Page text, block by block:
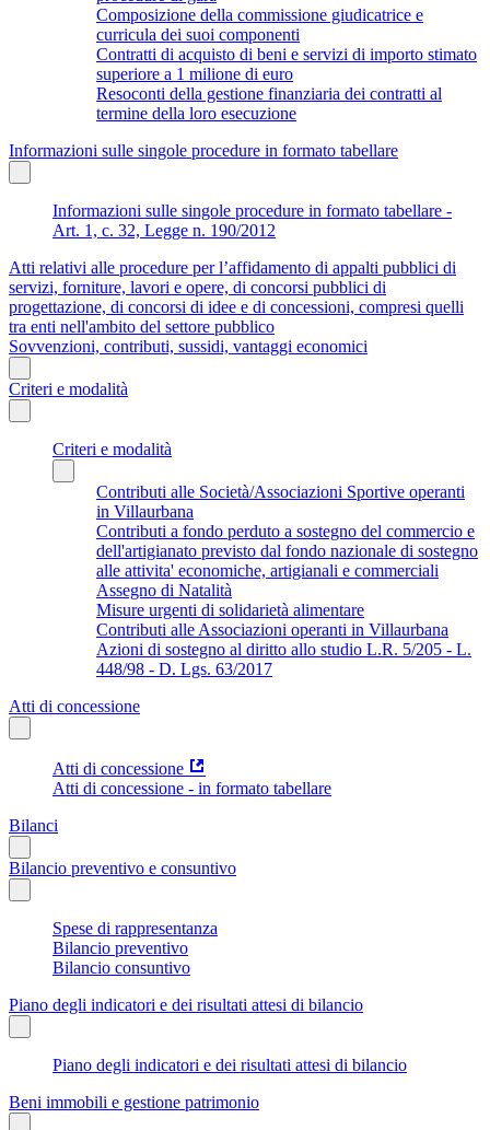
Composizione della commissione giudicatrice e
curricula dei suoi componenti
Contratti di acquisto di beni e servizi di importo stimato
superiore a 1 milione di euro
Resoconti della gestione finanziaria dei contratti al
termine della loro esecuzione
Informazioni sulle singole procedure in formato tabellare
Informazioni sulle singole procedure in formato tabellare -
Art. 1, c. 32, Legge n. 190/2012
Atti relativi alle procedure per l’affidamento di appalti pubblici di
servizi, forniture, lavori e opere, di concorsi pubblici di
progettazione, di concorsi di idee e di concessioni, compresi quelli
tra enti nell'ambito del settore pubblico
Sovvenzioni, contributi, sussidi, vantaggi economici
Criteri e modalità
Criteri e modalità
Contributi alle Società/Associazioni Sportive operanti
in Villaurbana
Contributi a fondo perduto a sostegno del commercio e
dell'artigianato previsto dal fondo nazionale di sostegno
alle attivita' economiche, artigianali e commerciali
Assegno di Natalità
Misure urgenti di solidarietà alimentare
Contributi alle Associazioni operanti in Villaurbana
Azioni di sostegno al diritto allo studio L.R. 5/205 - L.
448/98 - D. Lgs. 63/2017
Atti di concessione
Atti di concessione
Atti di concessione - in formato tabellare
Bilanci
Bilancio preventivo e consuntivo
Spese di rappresentanza
Bilancio preventivo
Bilancio consuntivo
Piano degli indicatori e dei risultati attesi di bilancio
Piano degli indicatori e dei risultati attesi di bilancio
Beni immobili e gestione patrimonio